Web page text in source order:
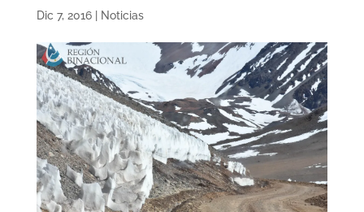
Dic 7, 2016| Noticias